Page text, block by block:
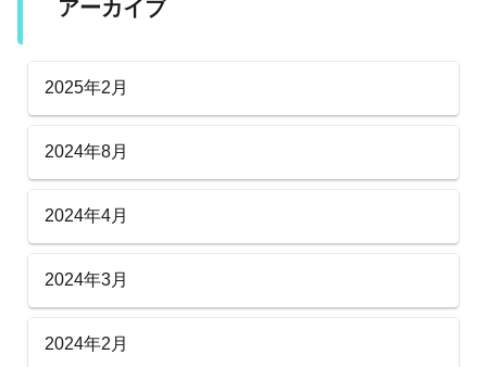
アーカイブ
2025年2月
2024年8月
2024年4月
2024年3月
2024年2月